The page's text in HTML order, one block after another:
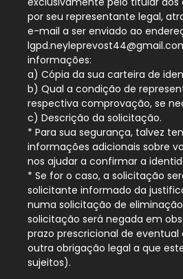
por seu representante legal,
e-mail a ser enviado ao
informações:
a) Cópia da sua carteira de
b) Qual a condição de
respectiva comprovação, se
c) Descrição da solicitação.
* Para sua segurança, talvez
informações adicionais sobre
nos ajudar a confirmar a
* Se for o caso, a solicitação
solicitante informado da
numa solicitação de
solicitação será negada em
prazo prescricional de eventual
outra obrigação legal a que
sujeitos).